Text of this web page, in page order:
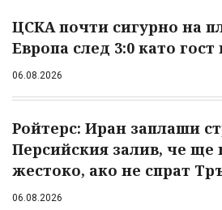
ЦСКА почти сигурно на
Европа след 3:0 като
06.08.2026
Ройтерс: Иран заплаши
Персийския залив, че ще
жестоко, ако не спрат
06.08.2026